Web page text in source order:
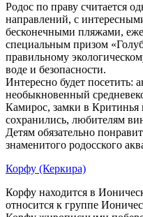
Родос по праву считается
направлений, с
бесконечными пляжами,
специальным призом
правильному
воде и безопасности.
Интересно будет посетить:
необыкновенный
Камирос, замки в
сохранились, любителям
Детям обязательно
знаменитого родосского
Корфу (Керкира)
Корфу находится в
относится к группе